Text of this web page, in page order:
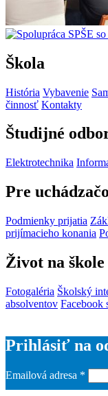
Škola
História Vybavenie
činnosť Kontakty
Študijné
Elektrotechnika
Pre
Podmienky prijatia
prijímacieho konania
Život na škole
Fotogaléria Školský
absolventov Facebook
Prihlásiť na
Emailová adresa *